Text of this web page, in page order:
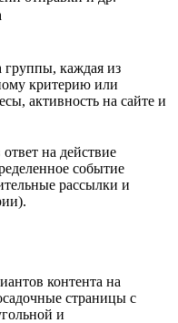
группы, каждая из
критерию или
активность на сайте и
на действие
событие
рассылки и
контента на
страницы с
и